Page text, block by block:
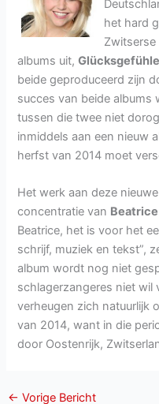
het hard
albums uit,Glücksgefühle
beide geproduceerd zijn
succes van beide
tussen die twee niet
inmiddels aan een nieuw
herfst van 2014 moet
Het werk aan deze
concentratie van Beatrice
Beatrice, het is voor het
schrijf, muziek en tekst”,
album wordt nog niet
schlagerzangeres niet wil
verheugen zich natuurlijk
van 2014, want in die
door Oostenrijk,
← Vorige Bericht